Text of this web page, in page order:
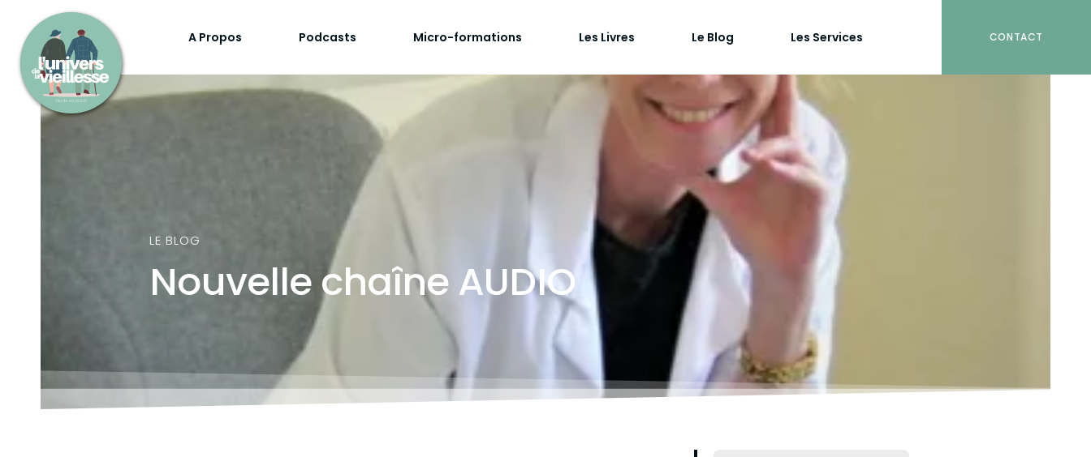
A Propos Podcasts Micro-formations Les Livres Le Blog Les Services CONTACT
LE BLOG
Nouvelle chaîne AUDIO